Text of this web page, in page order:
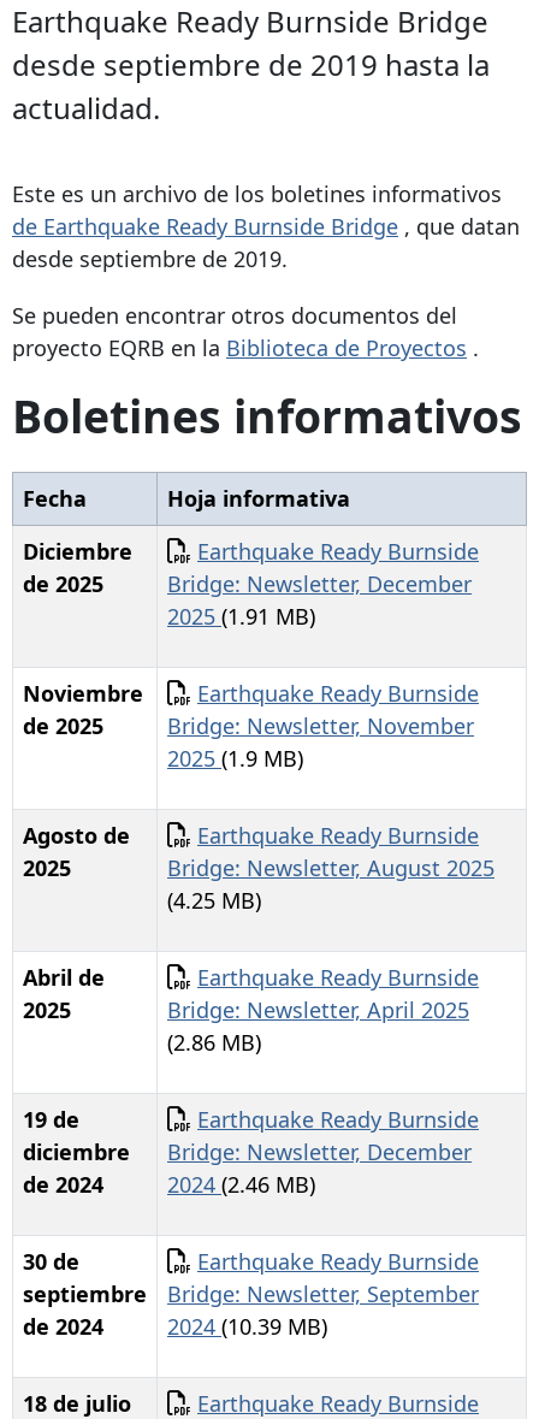
Earthquake Ready Burnside Bridge
desde septiembre de 2019 hasta la
actualidad.
Este es un archivo de los boletines informativos
de Earthquake Ready Burnside Bridge , que datan
desde septiembre de 2019.
Se pueden encontrar otros documentos del
proyecto EQRB en la Biblioteca de Proyectos .
Boletines informativos
Fecha
Hoja informativa
Diciembre
de 2025
Documento
Earthquake Ready Burnside
Bridge: Newsletter, December
2025 (1.91 MB)
Noviembre
de 2025
Documento
Earthquake Ready Burnside
Bridge: Newsletter, November
2025 (1.9 MB)
Agosto de
2025
Documento
Earthquake Ready Burnside
Bridge: Newsletter, August 2025
(4.25 MB)
Abril de
2025
Documento
Earthquake Ready Burnside
Bridge: Newsletter, April 2025
(2.86 MB)
19 de
diciembre
de 2024
Documento
Earthquake Ready Burnside
Bridge: Newsletter, December
2024 (2.46 MB)
30 de
septiembre
de 2024
Documento
Earthquake Ready Burnside
Bridge: Newsletter, September
2024 (10.39 MB)
18 de julio
Documento
Earthquake Ready Burnside